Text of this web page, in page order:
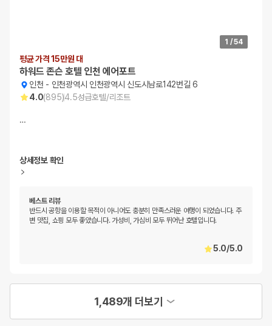
1 /54
평균 가격 15만원 대
하워드 존슨 호텔 인천 에어포트
인천 - 인천광역시 인천광역시 신도시남로142번길 6
4.0(895)4.5성급호텔/리조트
…
상세정보 확인
베스트 리뷰
반드시 공항을 이용할 목적이 아니어도 충분히 만족스러운 여행이 되었습니다. 주
변 맛집, 쇼핑 모두 좋았습니다. 가성비, 가심비 모두 뛰어난 호텔입니다.
5.0/5.0
1,489개 더보기